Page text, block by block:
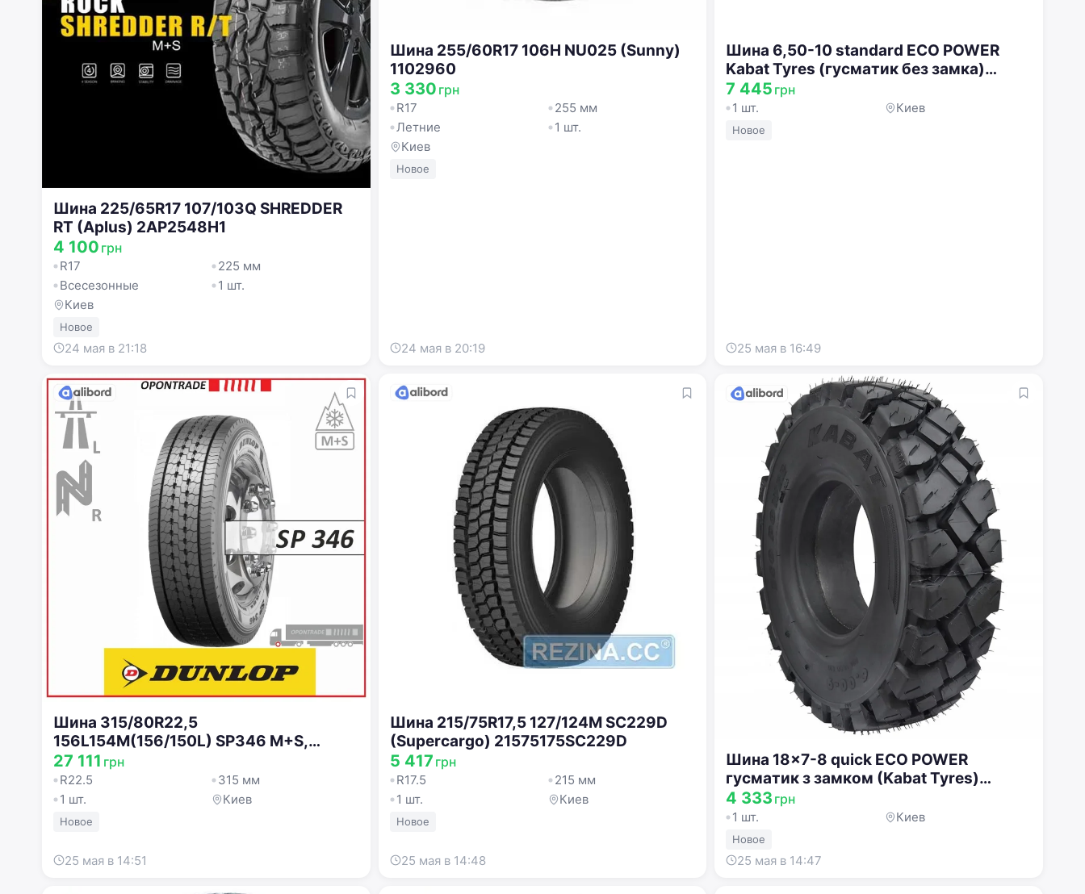
Шина 225/65R17 107/103Q SHREDDER
RT (Aplus) 2AP2548H1
4 100 грн
R17
225 мм
Всесезонные
1 шт.
Киев
Новое
24 мая в 21:18
Шина 255/60R17 106H NU025 (Sunny)
1102960
3 330 грн
R17
255 мм
Летние
1 шт.
Киев
Новое
24 мая в 20:19
Шина 6,50-10 standard ECO POWER
Kabat Tyres (гусматик без замка)
WOS.000006.50-10EPS1
7 445 грн
1 шт. Киев
Новое
25 мая в 16:49
Шина 315/80R22,5
156L154M(156/150L) SP346 M+S,
3PMSF (Dunlop) 568900
27 111 грн
R22.5
315 мм
1 шт.
Киев
Новое
25 мая в 14:51
Шина 215/75R17,5 127/124M SC229D
(Supercargo) 21575175SC229D
5 417 грн
R17.5
215 мм
1 шт.
Киев
Новое
25 мая в 14:48
Шина 18x7-8 quick ECO POWER
гусматик з замком (Kabat Tyres)
WOS.00000018X7-8EPN1
4 333 грн
1 шт. Киев
Новое
25 мая в 14:47